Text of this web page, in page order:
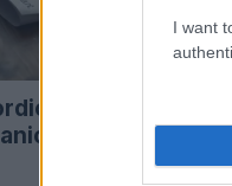
I want
raduni a
per la